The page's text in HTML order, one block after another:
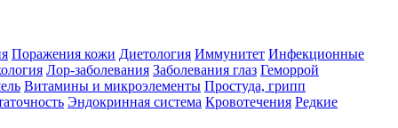
Поражения кожи Диетология Иммунитет Инфекционные
Лор-заболевания Заболевания глаз Геморрой
Витамины и микроэлементы Простуда, грипп
Эндокринная система Кровотечения Редкие